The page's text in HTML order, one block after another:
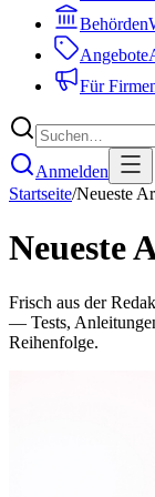
Behörden
Angebote
Für
Anmelden
Startseite/Neueste
Neueste
Frisch aus der
— Tests,
Reihenfolge.